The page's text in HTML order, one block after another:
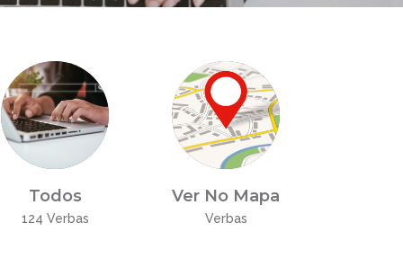
Todos
124 Verbas
Ver No Mapa
Verbas